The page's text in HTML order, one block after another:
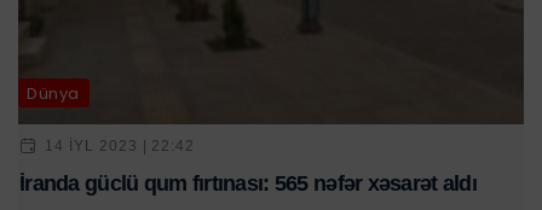
Dünya
14 IYL 2023 | 22:42
İranda güclü qum fırtınası: 565 nəfər xəsarət aldı